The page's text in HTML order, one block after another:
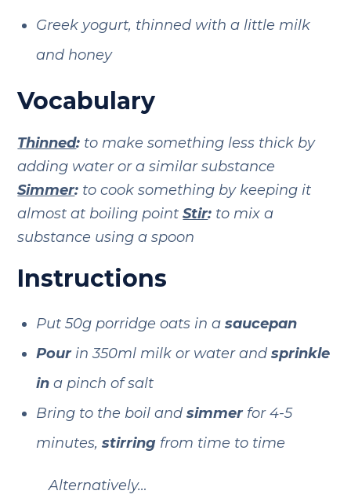
Greek yogurt, thinned with a little milk
and honey
Vocabulary
Thinned: to make something less thick by
adding water or a similar substance
Simmer: to cook something by keeping it
almost at boiling point Stir: to mix a
substance using a spoon
Instructions
Put 50g porridge oats in a saucepan
Pourin 350ml milk or water and sprinkle
in a pinch of salt
Bring to the boil and simmerfor 4-5
minutes, stirringfrom time to time
Alternatively…